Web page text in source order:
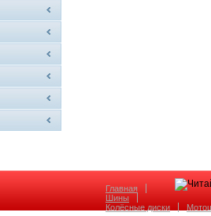
Главная
Шины
Колёсные диски